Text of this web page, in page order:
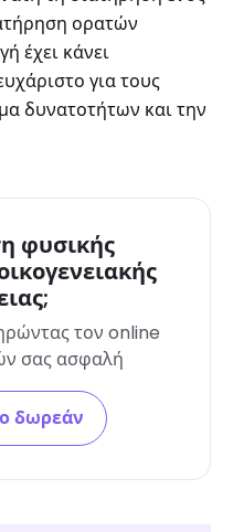
ορατών
έχει κάνει
για τους
δυνατοτήτων και την
φυσικής
τον online
σας ασφαλή
δωρεάν